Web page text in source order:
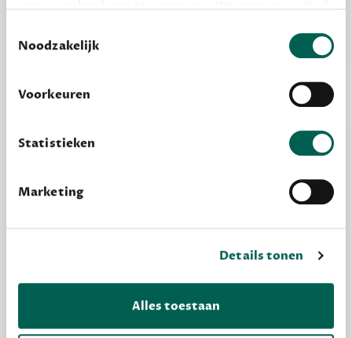
grondslag gebeurt, en er niet onnodig data van je
wordt verwerkt. Gevoelige persoonsgegevens delen
Noodzakelijk
Voorkeuren
Statistieken
Marketing
Details tonen
Alles toestaan
kijken of het zou bevallen (maar dit hoeft niet)
MAAK GRATIS KENNIS
Dewey Free